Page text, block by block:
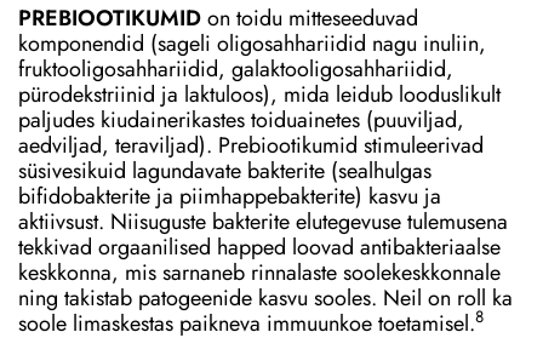
PREBIOOTIKUMIDon toidu mitteseeduvad
komponendid (sageli oligosahhariidid nagu inuliin,
fruktooligosahhariidid, galaktooligosahhariidid,
pürodekstriinid ja laktuloos), mida leidub looduslikult
paljudes kiudainerikastes toiduainetes (puuviljad,
aedviljad, teraviljad). Prebiootikumid stimuleerivad
süsivesikuid lagundavate bakterite (sealhulgas
bifidobakterite ja piimhappebakterite) kasvu ja
aktiivsust. Niisuguste bakterite elutegevuse tulemusena
tekkivad orgaanilised happed loovad antibakteriaalse
keskkonna, mis sarnaneb rinnalaste soolekeskkonnale
ning takistab patogeenide kasvu sooles. Neil on roll ka
soole limaskestas paikneva immuunkoe toetamisel.8